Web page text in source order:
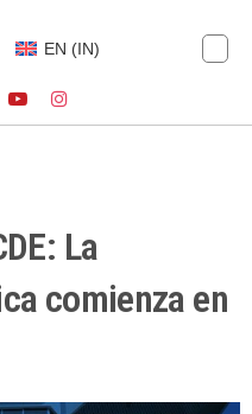
EN (IN)
La
comienza en